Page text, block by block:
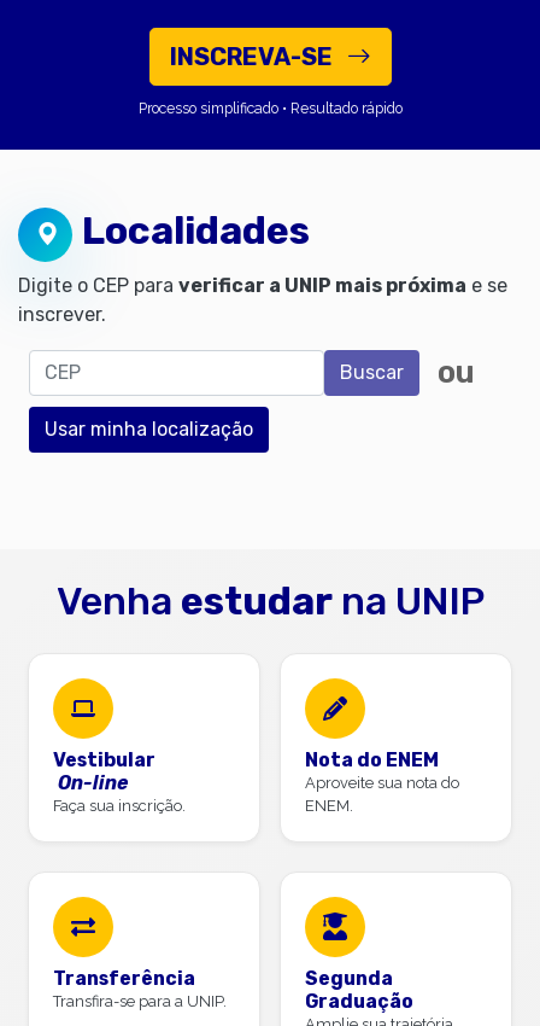
INSCREVA-SE
Processo simplificado • Resultado rápido
Localidades
Digite o CEP para verificar a UNIP mais próxima e se
inscrever.
CEP Buscar ou
Usar minha localização
Venha estudarna UNIP
Vestibular
On-line
Faça sua inscrição.
Nota do ENEM
Aproveite sua nota do
ENEM.
Transferência
Transfira-se para a UNIP.
Segunda
Graduação